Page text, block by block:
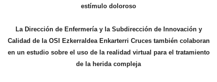
estímulo doloroso
La Dirección de Enfermería y la Subdirección de Innovación y
Calidad de la OSI Ezkerraldea Enkarterri Cruces también colaboran
en un estudio sobre el uso de la realidad virtual para el tratamiento
de la herida compleja